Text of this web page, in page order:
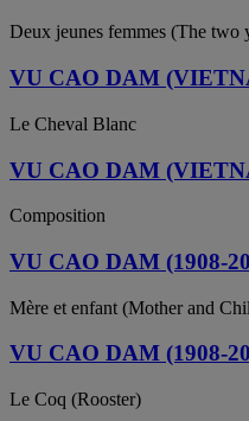
Deux jeunes femmes (The two
VU CAO DAM
Le Cheval Blanc
VU CAO DAM
Composition
VU CAO DAM (1908-
Mère et enfant (Mother and
VU CAO DAM (1908-
Le Coq (Rooster)